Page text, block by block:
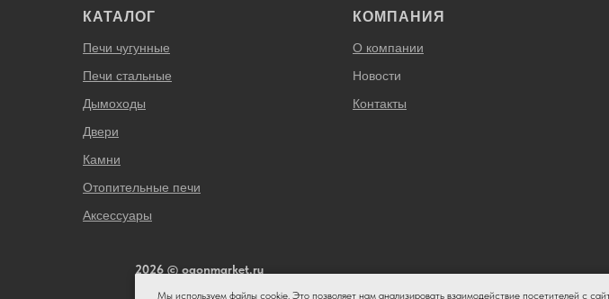
Мы используем файлы cookie. Это позволяет нам анализировать взаимодействие посетителей с
КАТАЛОГ
Печи чугунные
Печи стальные
Дымоходы
Двери
Камни
Отопительные печи
Аксессуары
КОМПАНИЯ
О компании
Новости
Контакты
2026 © ogonmarket.ru